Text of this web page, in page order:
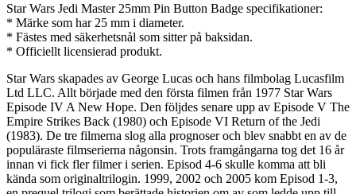
Star Wars Jedi Master 25mm Pin Button Badge specifikationer:
* Märke som har 25 mm i diameter.
* Fästes med säkerhetsnål som sitter på baksidan.
* Officiellt licensierad produkt.
Star Wars skapades av George Lucas och hans filmbolag Lucasfilm
Ltd LLC. Allt började med den första filmen från 1977 Star Wars
Episode IV A New Hope. Den följdes senare upp av Episode V The
Empire Strikes Back (1980) och Episode VI Return of the Jedi
(1983). De tre filmerna slog alla prognoser och blev snabbt en av de
populäraste filmserierna någonsin. Trots framgångarna tog det 16 år
innan vi fick fler filmer i serien. Episod 4-6 skulle komma att bli
kända som originaltrilogin. 1999, 2002 och 2005 kom Episod 1-3,